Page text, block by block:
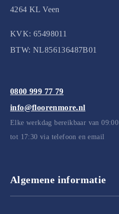
4264 KL Veen
KVK: 65498011
BTW: NL856136487B01
0800 999 77 79
info@floorenmore.nl
Elke werkdag bereikbaar van 09:00
tot 17:30 via telefoon en email
Algemene informatie